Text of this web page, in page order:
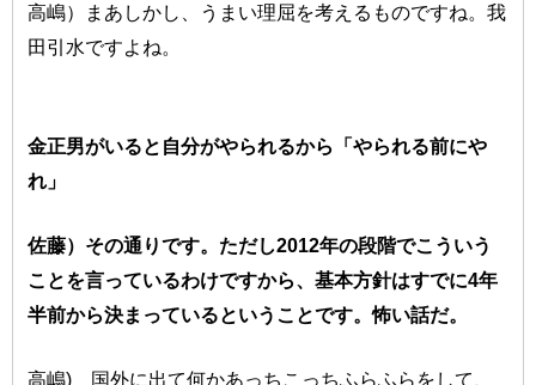
高嶋）まあしかし、うまい理屈を考えるものですね。我
田引水ですよね。
金正男がいると自分がやられるから「やられる前にや
れ」
佐藤）その通りです。ただし2012年の段階でこういう
ことを言っているわけですから、基本方針はすでに4年
半前から決まっているということです。怖い話だ。
高嶋) 国外に出て何かあっちこっちふらふらをして、